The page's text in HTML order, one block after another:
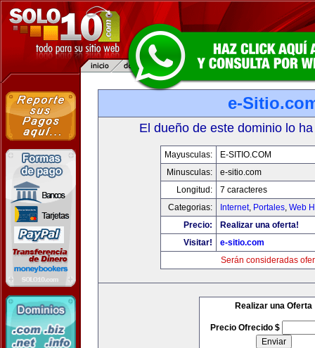
e-
El dueño de este dominio lo
Mayusculas:
E-SITIO.COM
Minusculas:
e-sitio.com
Longitud:
7 caracteres
Categorias:
Internet, Portales, Web
Precio:
Realizar una oferta!
Visitar!
e-sitio.com
Serán consideradas
Realizar una Oferta
Precio Ofrecido $